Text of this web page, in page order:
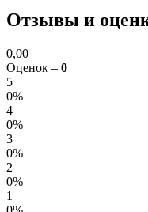
Отзывы и
0,00
Оценок – 0
5
0%
4
0%
3
0%
2
0%
1